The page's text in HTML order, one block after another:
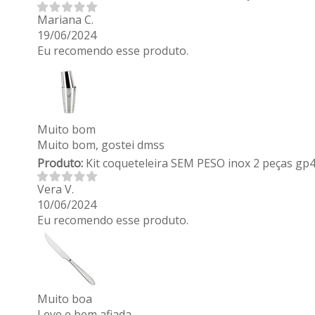
Mariana C.
19/06/2024
Eu recomendo esse produto.
Muito bom
Muito bom, gostei dmss
Produto: Kit coqueteleira SEM PESO inox 2 peças
Vera V.
10/06/2024
Eu recomendo esse produto.
Muito boa